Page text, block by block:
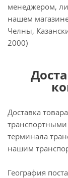
менеджером,
нашем
Челны,
2000)
Доставка
терминала
нашим
География